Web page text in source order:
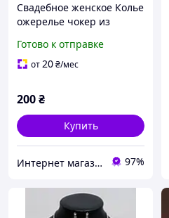
Свадебное женское Колье
ожерелье чокер из
Готово к отправке
от20₴/мес
200₴
Купить
Интернет магазин аксессуаров АЛЬПАКА 97%